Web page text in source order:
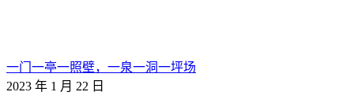
一门一亭一照壁，一泉一洞一坪场
2023 年 1 月 22 日